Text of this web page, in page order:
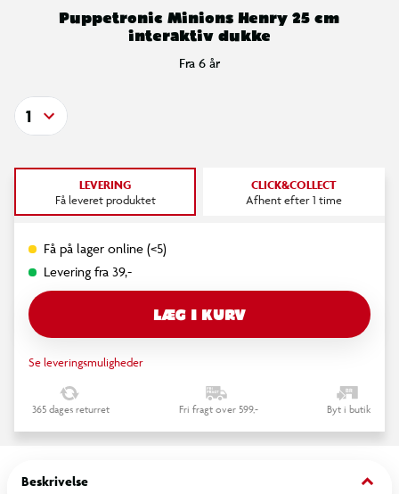
Puppetronic Minions Henry 25 cm
interaktiv dukke
Fra 6 år
1
LEVERING
Få leveret produktet
CLICK&COLLECT
Afhent efter 1 time
Få på lager online (<5)
Levering fra 39,-
LÆG I KURV
Se leveringsmuligheder
365 dages returret Fri fragt over 599,- Byt i butik
Beskrivelse keyboard_arrow_down